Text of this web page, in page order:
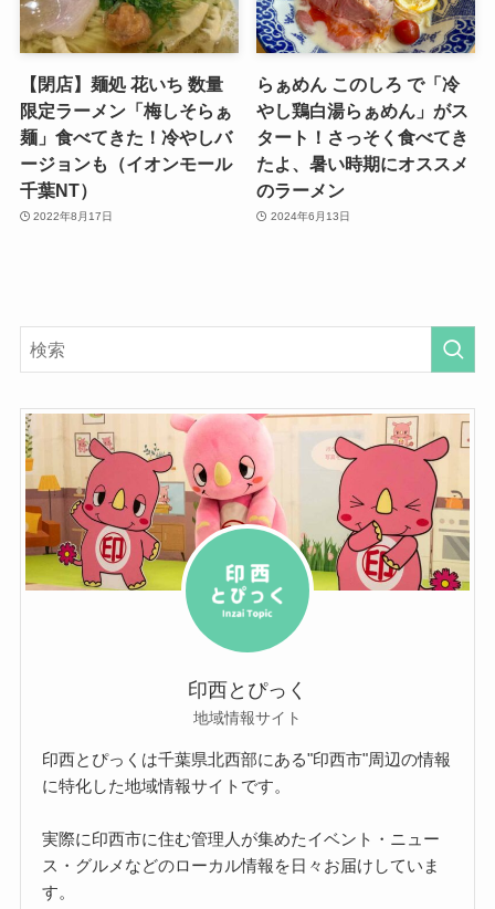
【閉店】麺処 花いち 数量
限定ラーメン「梅しそらぁ
麺」食べてきた！冷やしバ
ージョンも（イオンモール
千葉NT）
2022年8月17日
らぁめん このしろ で「冷
やし鶏白湯らぁめん」がス
タート！さっそく食べてき
たよ、暑い時期にオススメ
のラーメン
2024年6月13日
印西とぴっく
地域情報サイト
印西とぴっくは千葉県北西部にある"印西市"周辺の情報
に特化した地域情報サイトです。
実際に印西市に住む管理人が集めたイベント・ニュー
ス・グルメなどのローカル情報を日々お届けしていま
す。